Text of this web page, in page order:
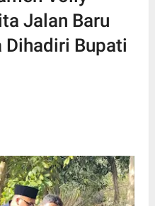
Jalan Baru
Dihadiri Bupati